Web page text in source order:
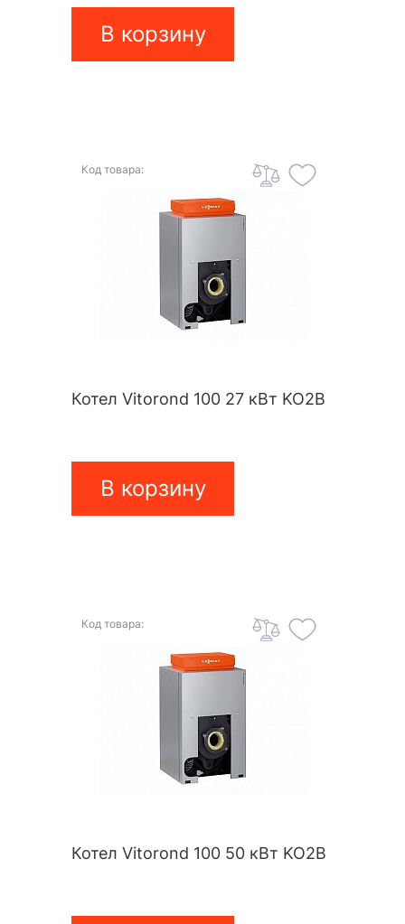
В корзину
Код товара:
Котел Vitorond 100 27 кВт KO2B
В корзину
Код товара:
Котел Vitorond 100 50 кВт KO2B